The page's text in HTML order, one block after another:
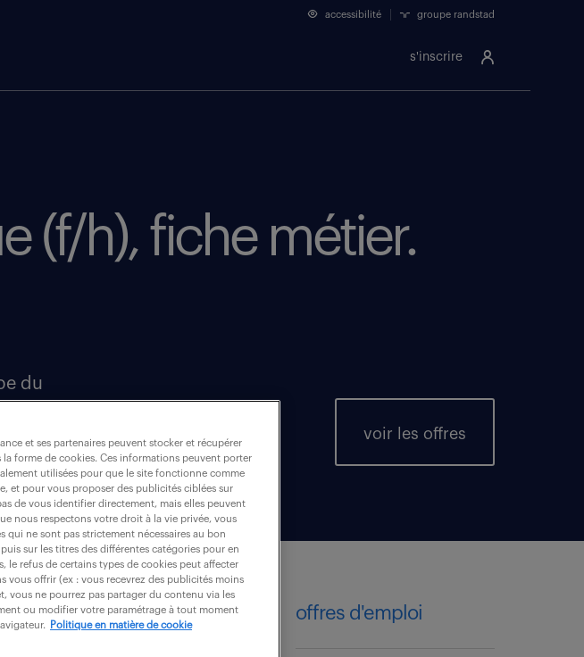
s'inscrire
accessibilité groupe randstad
(f/h), fiche métier.
du
voir les offres
formation offres d'emploi
et ses partenaires peuvent stocker et récupérer
forme de cookies. Ces informations peuvent porter
utilisées pour que le site fonctionne comme
et pour vous proposer des publicités ciblées sur
de vous identifier directement, mais elles peuvent
nous respectons votre droit à la vie privée, vous
qui ne sont pas strictement nécessaires au bon
sur les titres des différentes catégories pour en
le refus de certains types de cookies peut affecter
vous offrir (ex : vous recevrez des publicités moins
vous ne pourrez pas partager du contenu via les
ou modifier votre paramétrage à tout moment
Politique en matière de cookie